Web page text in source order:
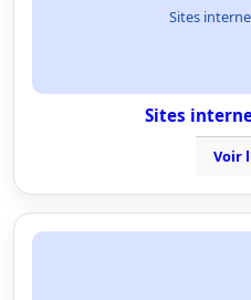
Sites
Sites
Voir